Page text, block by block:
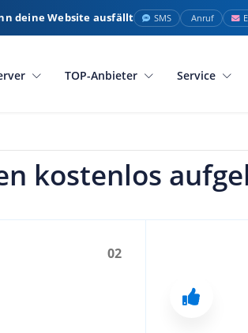
deine Website ausfällt SMS Anruf
TOP-Anbieter Service
kostenlos
02